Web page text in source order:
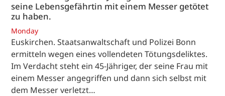
seine Lebensgefährtin mit einem Messer getötet
zu haben.
Monday
Euskirchen. Staatsanwaltschaft und Polizei Bonn
ermitteln wegen eines vollendeten Tötungsdeliktes.
Im Verdacht steht ein 45-Jähriger, der seine Frau mit
einem Messer angegriffen und dann sich selbst mit
dem Messer verletzt…